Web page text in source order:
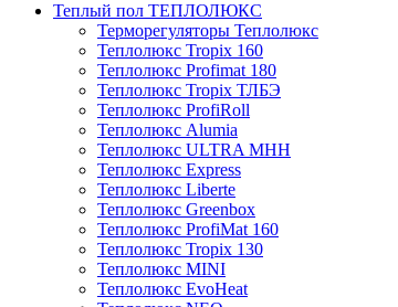
Теплый пол ТЕПЛОЛЮКС
Терморегуляторы Теплолюкс
Теплолюкс Tropix 160
Теплолюкс Profimat 180
Теплолюкс Tropix ТЛБЭ
Теплолюкс ProfiRoll
Теплолюкс Alumia
Теплолюкс ULTRA МНН
Теплолюкс Express
Теплолюкс Liberte
Теплолюкс Greenbox
Теплолюкс ProfiMat 160
Теплолюкс Tropix 130
Теплолюкс MINI
Теплолюкс EvoHeat